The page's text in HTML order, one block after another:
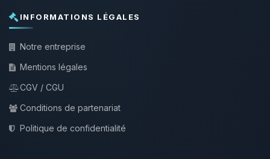
INFORMATIONS LÉGALES
Notre entreprise
Mentions légales
CGV / CGU
Conditions de partenariat
Politique de confidentialité